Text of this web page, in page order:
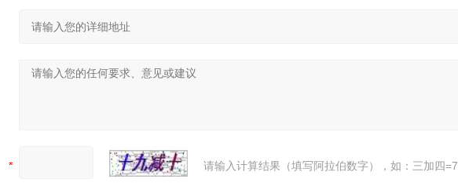
请输入计算结果（填写阿拉伯数字），如：三加四=7